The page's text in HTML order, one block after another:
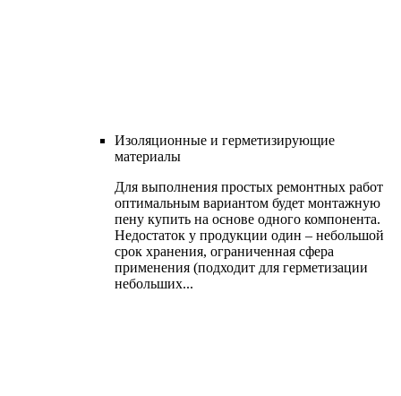
Изоляционные и герметизирующие
материалы
Для выполнения простых ремонтных работ
оптимальным вариантом будет монтажную
пену купить на основе одного компонента.
Недостаток у продукции один – небольшой
срок хранения, ограниченная сфера
применения (подходит для герметизации
небольших...